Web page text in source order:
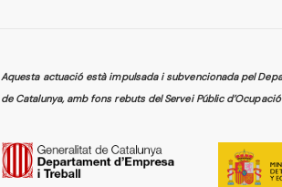
Aquesta actuació està impulsada i subvencionada pel
de Catalunya, amb fons rebuts del Servei Públic d’Ocupació